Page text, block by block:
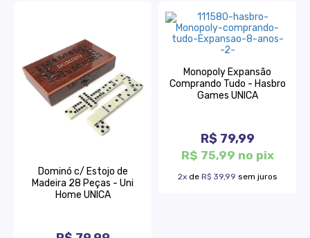
Dominó c/ Estojo de
Madeira 28 Peças - Uni
Home UNICA
Monopoly Expansão
Comprando Tudo - Hasbro
Games UNICA
R$ 79,99
R$ 75,99 no pix
2xde R$ 39,99 sem juros